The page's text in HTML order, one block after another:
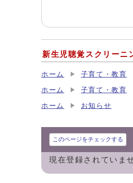
新生児聴覚スクリーニ
ホーム 子育て・教育
ホーム 子育て・教育
ホーム お知らせ
このページをチェックする
現在登録されていま